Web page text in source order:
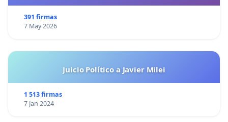
391 firmas
7 May 2026
Juicio Político a Javier Milei
1 513 firmas
7 Jan 2024